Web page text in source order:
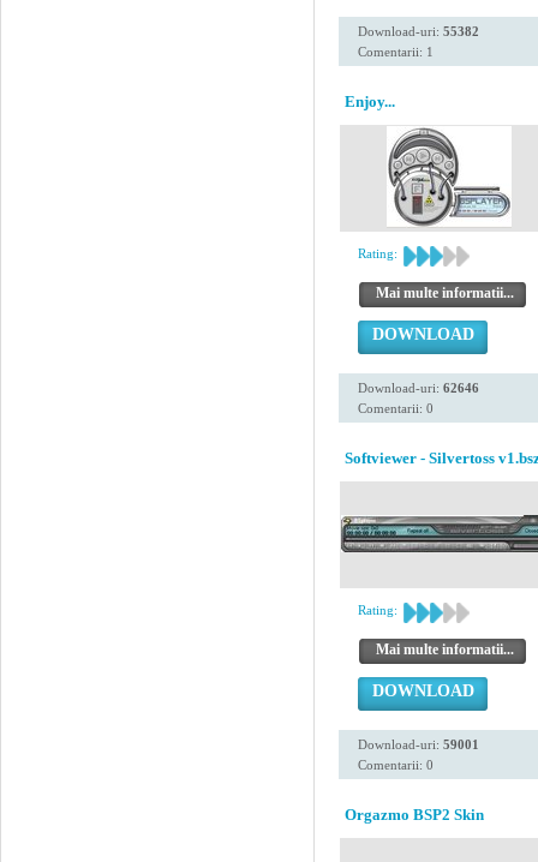
Download-uri: 55382
Comentarii: 1
Enjoy...
Rating:
Mai multe informatii...
DOWNLOAD
Download-uri: 62646
Comentarii: 0
Softviewer - Silvertoss
Rating:
Mai multe informatii...
DOWNLOAD
Download-uri: 59001
Comentarii: 0
Orgazmo BSP2 Skin